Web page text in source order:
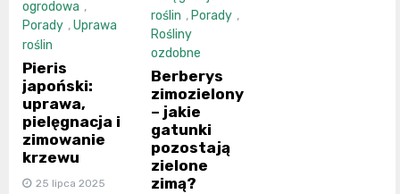
ogrodowa ,
Porady ,Uprawa
roślin
Pieris
japoński:
uprawa,
pielęgnacja i
zimowanie
krzewu
25 lipca 2025
roślin , Porady ,
Rośliny
ozdobne
Berberys
zimozielony
– jakie
gatunki
pozostają
zielone
zimą?